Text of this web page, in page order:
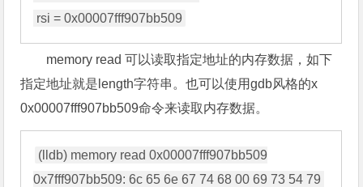
memory read 可以读取指定地址的内存数据，如下
指定地址就是length字符串。也可以使用gdb风格的x
0x00007fff907bb509命令来读取内存数据。
(lldb) memory read 0x00007fff907bb509
0x7fff907bb509: 6c 65 6e 67 74 68 00 69 73 54 79